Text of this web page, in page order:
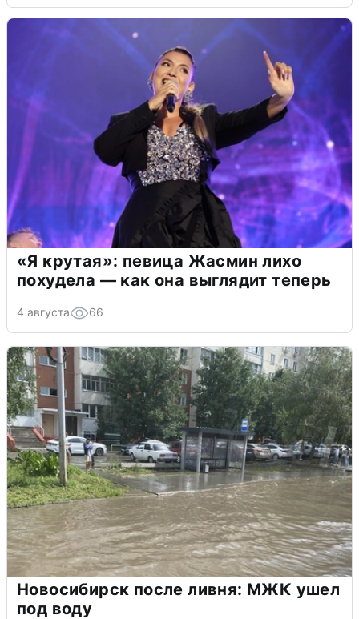
«Я крутая»: певица Жасмин лихо
похудела — как она выглядит теперь
4 августа 66
Новосибирск после ливня: МЖК ушел
под воду